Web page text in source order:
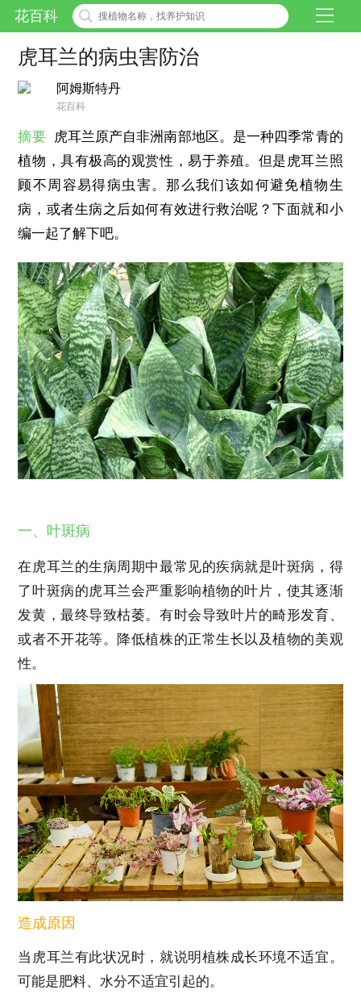
花百科
虎耳兰的病虫害防治
阿姆斯特丹
花百科
摘要
虎耳兰原产自非洲南部地区。是一种四季常青的
植物，具有极高的观赏性，易于养殖。但是虎耳兰照
顾不周容易得病虫害。那么我们该如何避免植物生
病，或者生病之后如何有效进行救治呢？下面就和小
编一起了解下吧。
一、叶斑病
在虎耳兰的生病周期中最常见的疾病就是叶斑病，得
了叶斑病的虎耳兰会严重影响植物的叶片，使其逐渐
发黄，最终导致枯萎。有时会导致叶片的畸形发育、
或者不开花等。降低植株的正常生长以及植物的美观
性。
造成原因
当虎耳兰有此状况时，就说明植株成长环境不适宜。
可能是肥料、水分不适宜引起的。